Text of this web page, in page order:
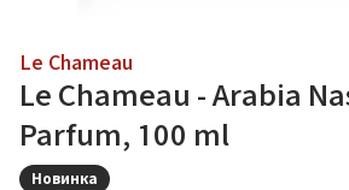
Le Chameau
Le Chameau - Arabia
Parfum, 100 ml
Новинка